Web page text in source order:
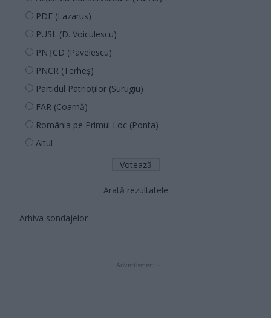
PDF (Lazarus)
PUSL (D. Voiculescu)
PNȚCD (Pavelescu)
PNCR (Terheș)
Partidul Patrioților (Surugiu)
FAR (Coarnă)
România pe Primul Loc (Ponta)
Altul
Arată rezultatele
Arhiva sondajelor
- Advertisment -